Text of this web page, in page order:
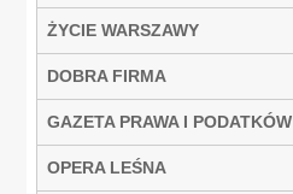
ŻYCIE WARSZAWY
DOBRA FIRMA
GAZETA PRAWA I PODATKÓW
OPERA LEŚNA